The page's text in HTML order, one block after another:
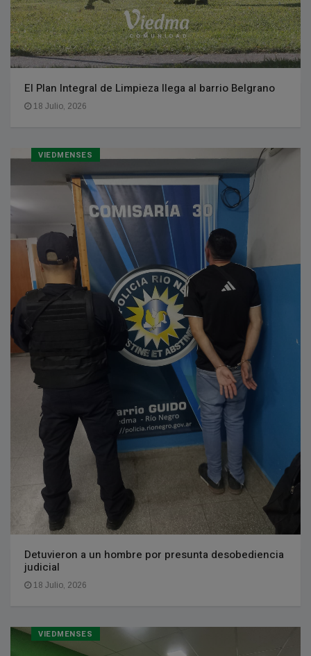
El Plan Integral de Limpieza llega al barrio Belgrano
18 Julio, 2026
VIEDMENSES
Detuvieron a un hombre por presunta desobediencia
judicial
18 Julio, 2026
VIEDMENSES